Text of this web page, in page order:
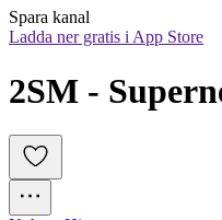
Spara kanal
Ladda ner gratis i App Store
2SM -